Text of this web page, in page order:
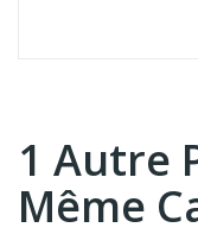
1 Autre
Même